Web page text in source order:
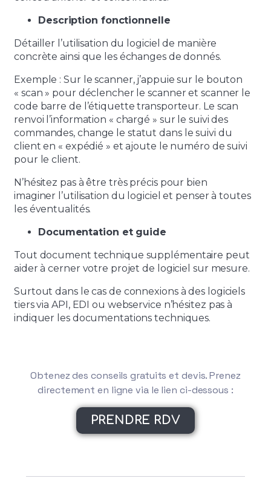
Description fonctionnelle
Détailler l’utilisation du logiciel de manière
concrète ainsi que les échanges de donnés.
Exemple : Sur le scanner, j’appuie sur le bouton
« scan » pour déclencher le scanner et scanner le
code barre de l’étiquette transporteur. Le scan
renvoi l’information « chargé » sur le suivi des
commandes, change le statut dans le suivi du
client en « expédié » et ajoute le numéro de suivi
pour le client.
N’hésitez pas à être très précis pour bien
imaginer l’utilisation du logiciel et penser à toutes
les éventualités.
Documentation et guide
Tout document technique supplémentaire peut
aider à cerner votre projet de logiciel sur mesure.
Surtout dans le cas de connexions à des logiciels
tiers via API, EDI ou webservice n’hésitez pas à
indiquer les documentations techniques.
Obtenez des conseils gratuits et devis. Prenez
directement en ligne via le lien ci-dessous :
PRENDRE RDV